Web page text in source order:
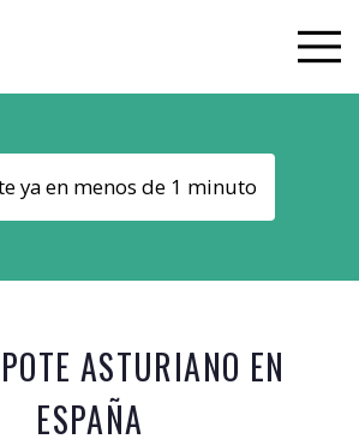
ya en menos de 1 minuto
ASTURIANO EN
ESPAÑA